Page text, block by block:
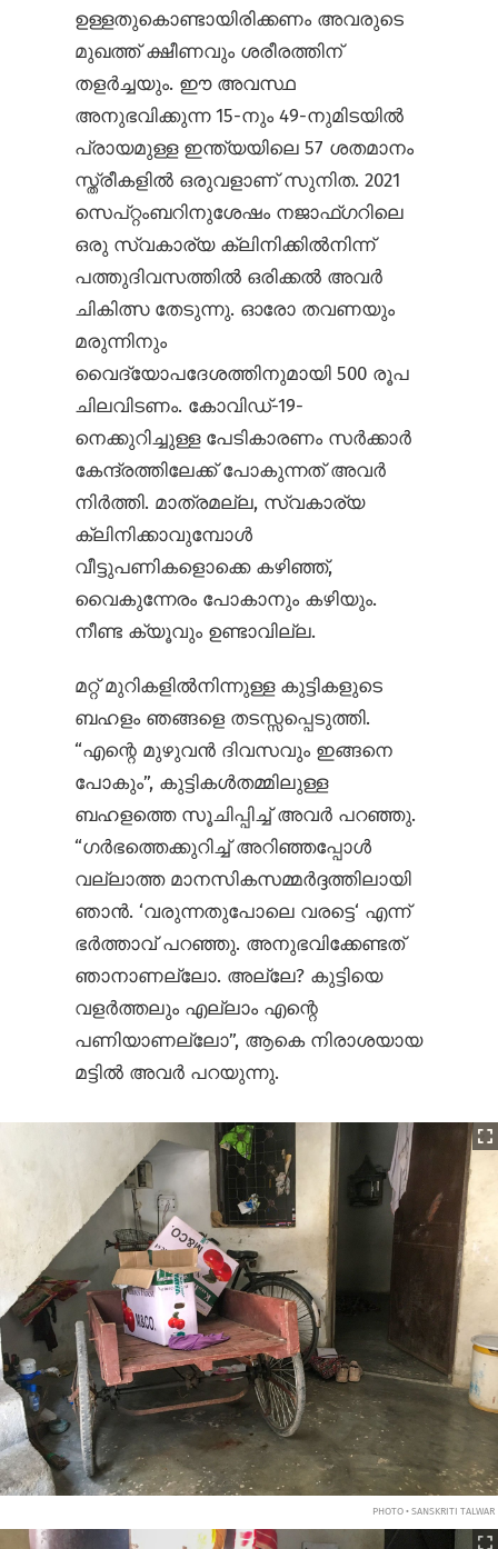
ഉള്ളതുകൊണ്ടായിരിക്കണം അവരുടെ
മുഖത്ത് ക്ഷീണവും ശരീരത്തിന്
തളർച്ചയും. ഈ അവസ്ഥ
അനുഭവിക്കുന്ന 15-നും 49-നുമിടയിൽ
പ്രായമുള്ള ഇന്ത്യയിലെ 57 ശതമാനം
സ്ത്രീകളിൽ ഒരുവളാണ് സുനിത. 2021
സെപ്റ്റംബറിനുശേഷം നജാഫ്ഗറിലെ
ഒരു സ്വകാര്യ ക്ലിനിക്കിൽനിന്ന്
പത്തുദിവസത്തിൽ ഒരിക്കൽ അവർ
ചികിത്സ തേടുന്നു. ഓരോ തവണയും
മരുന്നിനും
വൈദ്യോപദേശത്തിനുമായി 500 രൂപ
ചിലവിടണം. കോവിഡ്-19-
നെക്കുറിച്ചുള്ള പേടികാരണം സർക്കാർ
കേന്ദ്രത്തിലേക്ക് പോകുന്നത് അവർ
നിർത്തി. മാത്രമല്ല, സ്വകാര്യ
ക്ലിനിക്കാവുമ്പോൾ
വീട്ടുപണികളൊക്കെ കഴിഞ്ഞ്,
വൈകുന്നേരം പോകാനും കഴിയും.
നീണ്ട ക്യൂവും ഉണ്ടാവില്ല.
മറ്റ് മുറികളിൽനിന്നുള്ള കുട്ടികളുടെ
ബഹളം ഞങ്ങളെ തടസ്സപ്പെടുത്തി.
“എന്റെ മുഴുവൻ ദിവസവും ഇങ്ങനെ
പോകും”, കുട്ടികൾതമ്മിലുള്ള
ബഹളത്തെ സൂചിപ്പിച്ച് അവർ പറഞ്ഞു.
“ഗർഭത്തെക്കുറിച്ച് അറിഞ്ഞപ്പോൾ
വല്ലാത്ത മാനസികസമ്മർദ്ദത്തിലായി
ഞാൻ. ‘വരുന്നതുപോലെ വരട്ടെ‘ എന്ന്
ഭർത്താവ് പറഞ്ഞു. അനുഭവിക്കേണ്ടത്
ഞാനാണല്ലോ. അല്ലേ? കുട്ടിയെ
വളർത്തലും എല്ലാം എന്റെ
പണിയാണല്ലോ”, ആകെ നിരാശയായ
മട്ടിൽ അവർ പറയുന്നു.
PHOTO • SANSKRITI TALWAR